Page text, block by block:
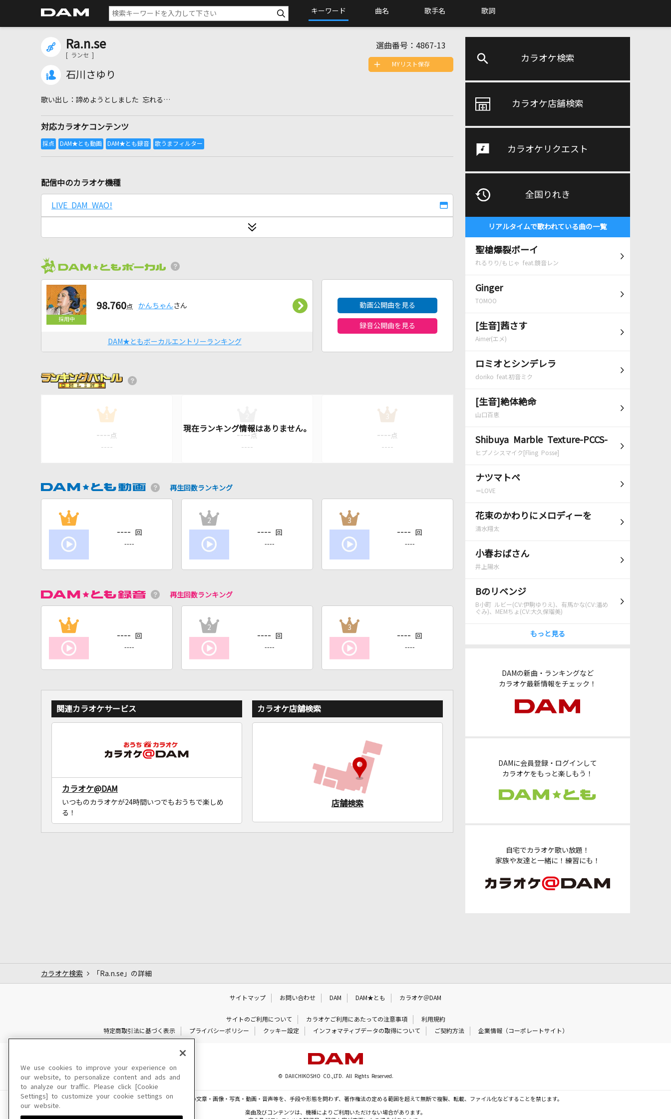
キーワード 曲名 歌手名 歌詞
カラオケ検索
カラオケ店舗検索
カラオケリクエスト
全国りれき
リアルタイムで歌われている曲の一覧
聖槍爆裂ボーイ
れるりり/もじゃ feat.鏡音レン
Ginger
TOMOO
[生音]茜さす
Aimer(エメ)
ロミオとシンデレラ
doriko feat.初音ミク
[生音]絶体絶命
山口百恵
Shibuya Marble Texture-PCCS-
ヒプノシスマイク[Fling Posse]
ナツマトペ
＝LOVE
花束のかわりにメロディーを
清水翔太
小春おばさん
井上陽水
Bのリベンジ
B小町 ルビー(CV:伊駒ゆりえ)、有馬かな(CV:潘め
ぐみ)、MEMちょ(CV:大久保瑠美)
もっと見る
DAMの新曲・ランキングなど
カラオケ最新情報をチェック！
DAMに会員登録・ログインして
カラオケをもっと楽しもう！
自宅でカラオケ歌い放題！
家族や友達と一緒に！練習にも！
Ra.n.se
[ ランセ ]
石川さゆり
選曲番号： 4867-13
諦めようとしました 忘れる…
対応カラオケコンテンツ
MYリスト保存
配信中のカラオケ機種
LIVE DAM WAO!
98.760点 かんちゃん さん
DAM★ともボーカルエントリーランキング
動画公開曲を見る
録音公開曲を見る
1
---- 点
----
---- 点
----
3
---- 点
----
再生回数ランキング
1
---- 回
----
2
---- 回
----
3
---- 回
----
再生回数ランキング
1
---- 回
----
2
---- 回
----
3
---- 回
----
関連カラオケサービス
カラオケ@DAM
いつものカラオケが24時間いつでもおうちで楽しめ
る！
カラオケ店舗検索
店舗検索
カラオケ検索 「Ra.n.se」の詳細
サイトマップ お問い合わせ DAM DAM★とも カラオケ＠DAM
サイトのご利用について カラオケご利用にあたっての注意事項
利用規約
特定商取引法に基づく表示
プライバシーポリシー クッキー設定 インフォマティブデータの取得について ご契約方法 企業情報（コーポレートサイト）
© DAIICHIKOSHO CO.,LTD. All Rights Reserved.
このサイトに掲載されている一切の文章・画像・写真・動画・音声等を、手段や形態を問わず、著作権法の定める範囲を超えて無断で複製、転載、ファイル化などすることを禁じます。
楽曲及びコンテンツは、機種によりご利用いただけない場合があります。
We use cookies to improve your experience on
our website, to personalize content and ads and
to analyze our traffic. Please click [Cookie
Settings] to customize your cookie settings on
our website.